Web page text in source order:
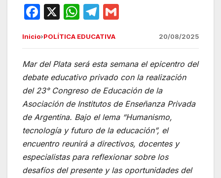
F
c
e
b
o
o
k
X
W
at
s
A
p
p
T
e
gr
a
m
ail
Inicio›POLÍTICA EDUCATIVA 20/08/2025
Mar del Plata será esta semana el epicentro del
debate educativo privado con la realización
del 23° Congreso de Educación de la
Asociación de Institutos de Enseñanza Privada
de Argentina. Bajo el lema “Humanismo,
tecnología y futuro de la educación”, el
encuentro reunirá a directivos, docentes y
especialistas para reflexionar sobre los
desafíos del presente y las oportunidades del